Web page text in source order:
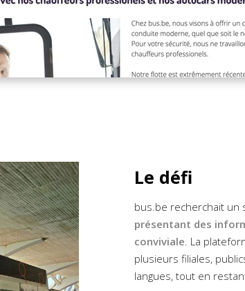
Le défi
bus.be recherchait un
présentant des
conviviale. La
plusieurs filiales,
langues, tout en